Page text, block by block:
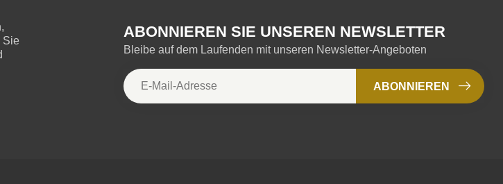
Sie
ABONNIEREN SIE UNSEREN NEWSLETTER
Bleibe auf dem Laufenden mit unseren Newsletter-Angeboten
ABONNIEREN